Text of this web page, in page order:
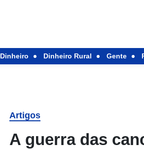
Dinheiro Dinheiro Rural Gente
Artigos
A guerra das